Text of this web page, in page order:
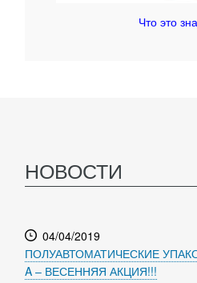
Что это
НОВОСТИ
04/04/2019
ПОЛУАВТОМАТИЧЕСКИЕ
A – ВЕСЕННЯЯ АКЦИЯ!!!